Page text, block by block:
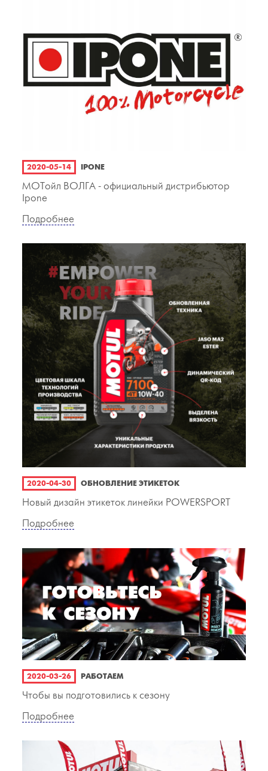
2020-05-14 IPONE
МОТойл ВОЛГА - официальный дистрибьютор
Ipone
Подробнее
2020-04-30 ОБНОВЛЕНИЕ ЭТИКЕТОК
Новый дизайн этикеток линейки POWERSPORT
Подробнее
2020-03-26 РАБОТАЕМ
Чтобы вы подготовились к сезону
Подробнее